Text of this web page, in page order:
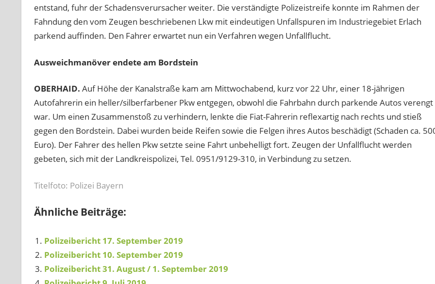
entstand, fuhr der Schadensverursacher weiter. Die verständigte Polizeistreife konnte im Rahmen der
Fahndung den vom Zeugen beschriebenen Lkw mit eindeutigen Unfallspuren im Industriegebiet Erlach
parkend auffinden. Den Fahrer erwartet nun ein Verfahren wegen Unfallflucht.
Ausweichmanöver endete am Bordstein
OBERHAID. Auf Höhe der Kanalstraße kam am Mittwochabend, kurz vor 22 Uhr, einer 18-jährigen
Autofahrerin ein heller/silberfarbener Pkw entgegen, obwohl die Fahrbahn durch parkende Autos verengt
war. Um einen Zusammenstoß zu verhindern, lenkte die Fiat-Fahrerin reflexartig nach rechts und stieß
gegen den Bordstein. Dabei wurden beide Reifen sowie die Felgen ihres Autos beschädigt (Schaden ca.
Euro). Der Fahrer des hellen Pkw setzte seine Fahrt unbehelligt fort. Zeugen der Unfallflucht werden
gebeten, sich mit der Landkreispolizei, Tel. 0951/9129-310, in Verbindung zu setzen.
Titelfoto: Polizei Bayern
Ähnliche Beiträge:
Polizeibericht 17. September 2019
Polizeibericht 10. September 2019
Polizeibericht 31. August / 1. September 2019